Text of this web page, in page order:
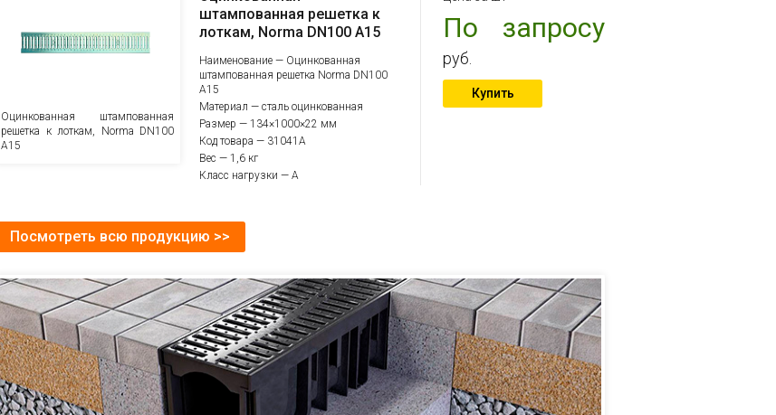
Оцинкованная штампованная
решетка к лоткам, Norma DN100
А15
штампованная решетка к
лоткам, Norma DN100 А15
Наименование — Оцинкованная
штампованная решетка Norma DN100
А15
Материал — сталь оцинкованная
Размер — 134×1000×22 мм
Код товара — 31041A
Вес — 1,6 кг
Класс нагрузки — A
По запросу
руб.
Купить
Посмотреть всю продукцию >>